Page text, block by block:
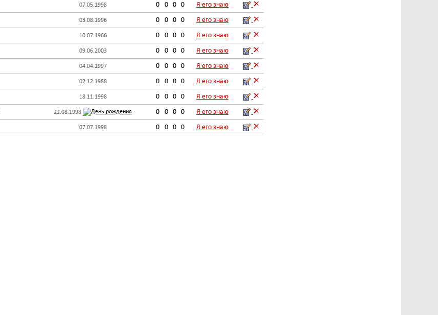
07.05.1998 0 0 0 0
Я его знаю
03.08.1996 0 0 0 0
Я его знаю
10.07.1966 0 0 0 0
Я его знаю
09.06.2003 0 0 0 0
Я его знаю
04.04.1997 0 0 0 0
Я его знаю
02.12.1988 0 0 0 0
Я его знаю
18.11.1998 0 0 0 0
Я его знаю
22.08.1998 0 0 0 0
Я его знаю
07.07.1998 0 0 0 0 Я его знаю